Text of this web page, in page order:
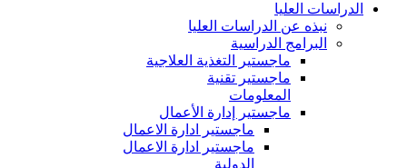
الدراسات العليا
نبذه عن الدراسات العليا
البرامج الدراسية
ماجستير التغذية العلاجية
ماجستير تقنية
المعلومات
ماجستير إدارة الأعمال
ماجستير ادارة الاعمال
ماجستير ادارة الاعمال
الدولية